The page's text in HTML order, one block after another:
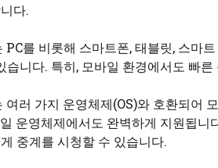
다.
PC를 비롯해 스마트폰, 태블릿, 스마
습니다. 특히, 모바일 환경에서도 빠
여러 가지 운영체제(OS)와 호환되
운영체제에서도 완벽하게 지원됩
중계를 시청할 수 있습니다.